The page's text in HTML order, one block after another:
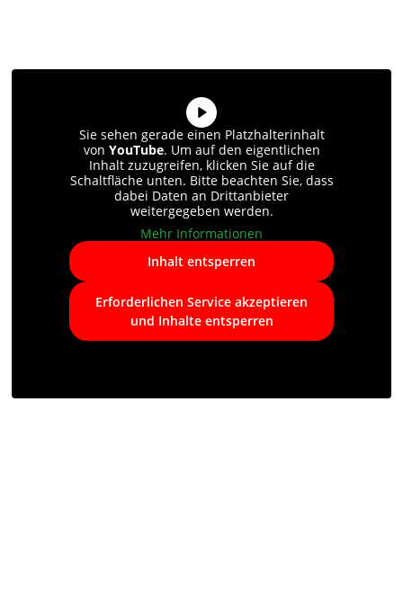
Sie sehen gerade einen Platzhalterinhalt
von YouTube. Um auf den eigentlichen
Inhalt zuzugreifen, klicken Sie auf die
Schaltfläche unten. Bitte beachten Sie, dass
dabei Daten an Drittanbieter
weitergegeben werden.
Mehr Informationen
Inhalt entsperren
Erforderlichen Service akzeptieren
und Inhalte entsperren